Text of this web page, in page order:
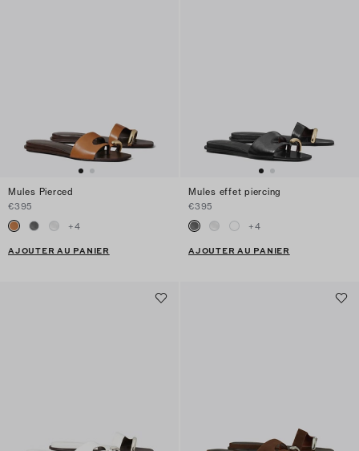
Mules Pierced
€395
+4
AJOUTER AU PANIER
Mules effet piercing
€395
+4
AJOUTER AU PANIER